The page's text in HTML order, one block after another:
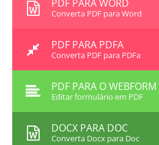
PDF PARA WORD
Converta PDF para Word
PDF PARA PDFA
Converta PDF para PDFa
PDF PARA O WEBFORM
Editar formulário em PDF
DOCX PARA DOC
Converta Docx para Doc